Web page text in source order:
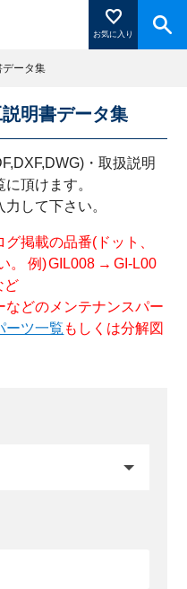
お気に入り
録」を押すと登録した
データ集
明書データ集
・取扱説明
頂けます。
して下さい。
掲載の品番(ドット、
。 例) GIL008 → GI-L00
ど
どのメンテナンスパー
ーツ一覧 もしくは分解図